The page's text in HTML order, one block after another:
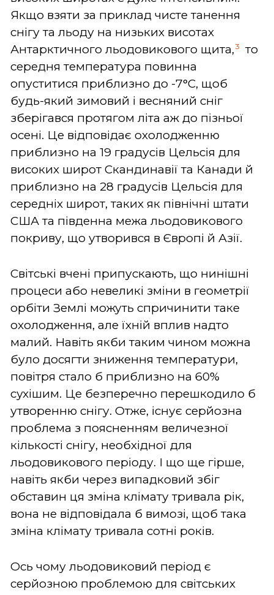
Якщо взяти за приклад чисте танення
снігу та льоду на низьких висотах
Антарктичного льодовикового щита, 3
то
середня температура повинна
опуститися приблизно до -7°C, щоб
будь-який зимовий і весняний сніг
зберігався протягом літа аж до пізньої
осені. Це відповідає охолодженню
приблизно на 19 градусів Цельсія для
високих широт Скандинавії та Канади й
приблизно на 28 градусів Цельсія для
середніх широт, таких як північні штати
США та південна межа льодовикового
покриву, що утворився в Європі й Азії.
Світські вчені припускають, що нинішні
процеси або невеликі зміни в геометрії
орбіти Землі можуть спричинити таке
охолодження, але їхній вплив надто
малий. Навіть якби таким чином можна
було досягти зниження температури,
повітря стало б приблизно на 60%
сухішим. Це безперечно перешкодило б
утворенню снігу. Отже, існує серйозна
проблема з поясненням величезної
кількості снігу, необхідної для
льодовикового періоду. І що ще гірше,
навіть якби через випадковий збіг
обставин ця зміна клімату тривала рік,
вона не відповідала б вимозі, щоб така
зміна клімату тривала сотні років.
Ось чому льодовиковий період є
серйозною проблемою для світських